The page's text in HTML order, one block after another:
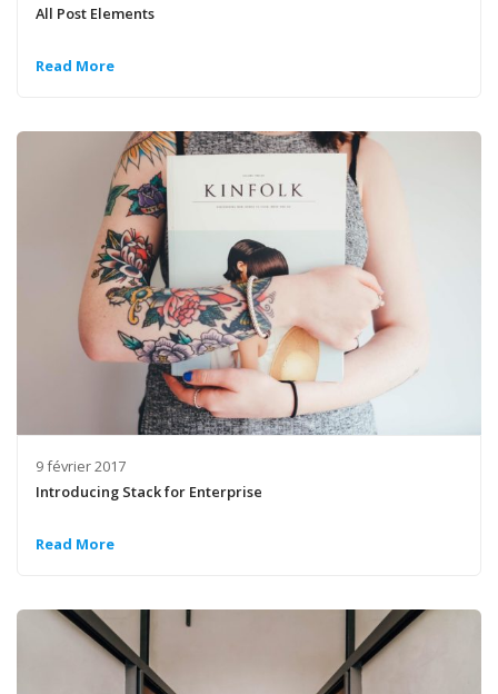
All Post Elements
Read More
9 février 2017
Introducing Stack for Enterprise
Read More